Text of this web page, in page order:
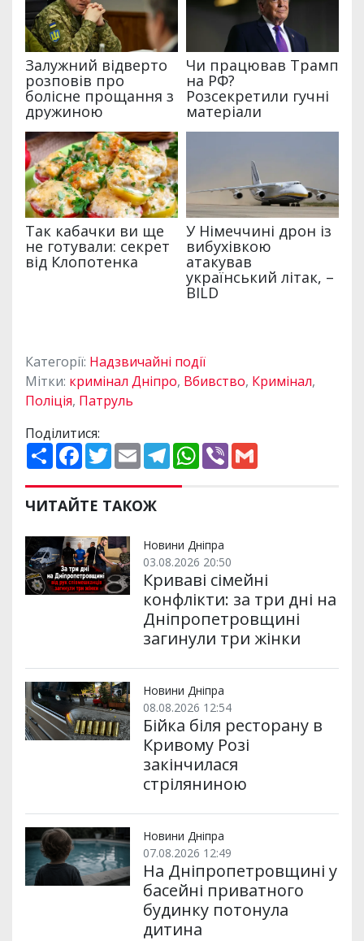
Категорії: Надзвичайні події
Мітки: кримінал Дніпро, Вбивство, Кримінал,
Поліція, Патруль
Поділитися:
П
о
ш
и
р
и
и
F
a
c
e
b
o
k
T
w
t
t
e
E
m
a
i
l
T
e
e
m
W
h
a
p
V
b
ЧИТАЙТЕ ТАКОЖ
Новини Дніпра
03.08.2026 20:50
Криваві сімейні
конфлікти: за три дні на
Дніпропетровщині
загинули три жінки
Новини Дніпра
08.08.2026 12:54
Бійка біля ресторану в
Кривому Розі
закінчилася
стріляниною
Новини Дніпра
07.08.2026 12:49
На Дніпропетровщині у
басейні приватного
будинку потонула
дитина